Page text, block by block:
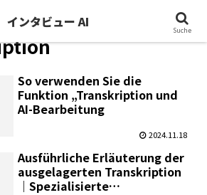
So verwenden Sie die
Funktion „Transkription und
AI-Bearbeitung
2024.11.18
Ausführliche Erläuterung der
ausgelagerten Transkription
｜Spezialisierte
インタビュー AI
Suche